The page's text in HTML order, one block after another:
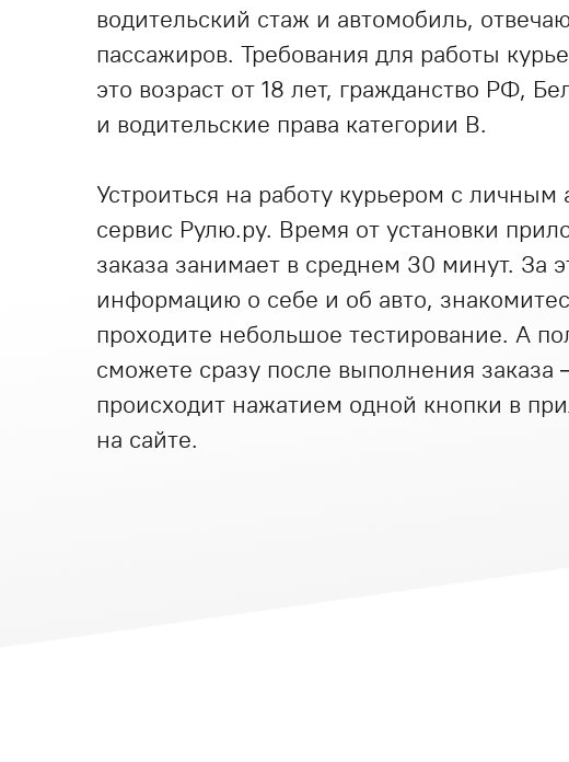
водительский стаж и автомобиль,
пассажиров. Требования для работы
это возраст от 18 лет, гражданство РФ,
и водительские права категории В.
Устроиться на работу курьером с
сервис Рулю.ру. Время от установки
заказа занимает в среднем 30 минут. За
информацию о себе и об авто,
проходите небольшое тестирование. А
сможете сразу после выполнения
происходит нажатием одной кнопки в
на сайте.